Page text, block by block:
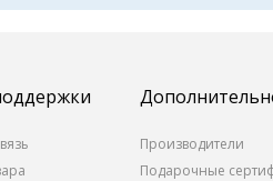
Производители
Подарочные